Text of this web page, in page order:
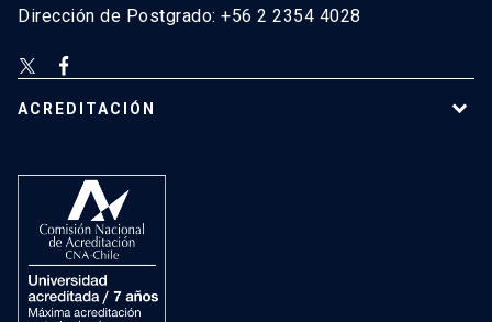
Dirección de Postgrado: +56 2 2354 4028
ACREDITACIÓN